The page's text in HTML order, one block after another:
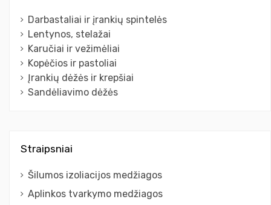
Darbastaliai ir įrankių spintelės
Lentynos, stelažai
Karučiai ir vežimėliai
Kopėčios ir pastoliai
Įrankių dėžės ir krepšiai
Sandėliavimo dėžės
Straipsniai
Šilumos izoliacijos medžiagos
Aplinkos tvarkymo medžiagos